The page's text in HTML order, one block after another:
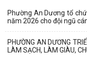
Phường An Dương tổ
năm 2026 cho đội ngũ
PHƯỜNG AN DƯƠNG
LÀM SẠCH, LÀM GIÀU,